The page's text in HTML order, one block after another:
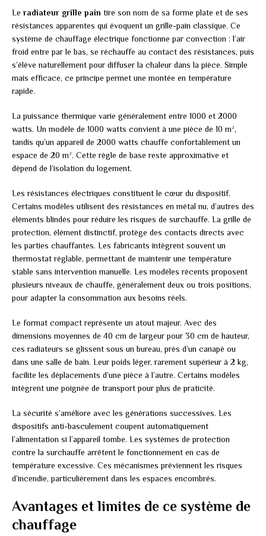
Le radiateur grille pain tire son nom de sa forme plate et de ses
résistances apparentes qui évoquent un grille-pain classique. Ce
système de chauffage électrique fonctionne par convection : l’air
froid entre par le bas, se réchauffe au contact des résistances, puis
s’élève naturellement pour diffuser la chaleur dans la pièce. Simple
mais efficace, ce principe permet une montée en température
rapide.
La puissance thermique varie généralement entre 1000 et 2000
watts. Un modèle de 1000 watts convient à une pièce de 10 m²,
tandis qu’un appareil de 2000 watts chauffe confortablement un
espace de 20 m². Cette règle de base reste approximative et
dépend de l’isolation du logement.
Les résistances électriques constituent le cœur du dispositif.
Certains modèles utilisent des résistances en métal nu, d’autres des
éléments blindés pour réduire les risques de surchauffe. La grille de
protection, élément distinctif, protège des contacts directs avec
les parties chauffantes. Les fabricants intègrent souvent un
thermostat réglable, permettant de maintenir une température
stable sans intervention manuelle. Les modèles récents proposent
plusieurs niveaux de chauffe, généralement deux ou trois positions,
pour adapter la consommation aux besoins réels.
Le format compact représente un atout majeur. Avec des
dimensions moyennes de 40 cm de largeur pour 30 cm de hauteur,
ces radiateurs se glissent sous un bureau, près d’un canapé ou
dans une salle de bain. Leur poids léger, rarement supérieur à 2 kg,
facilite les déplacements d’une pièce à l’autre. Certains modèles
intègrent une poignée de transport pour plus de praticité.
La sécurité s’améliore avec les générations successives. Les
dispositifs anti-basculement coupent automatiquement
l’alimentation si l’appareil tombe. Les systèmes de protection
contre la surchauffe arrêtent le fonctionnement en cas de
température excessive. Ces mécanismes préviennent les risques
d’incendie, particulièrement dans les espaces encombrés.
Avantages et limites de ce système de
chauffage